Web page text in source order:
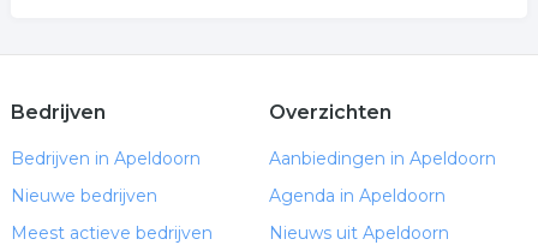
Bedrijven
Bedrijven in Apeldoorn
Nieuwe bedrijven
Meest actieve bedrijven
Overzichten
Aanbiedingen in Apeldoorn
Agenda in Apeldoorn
Nieuws uit Apeldoorn